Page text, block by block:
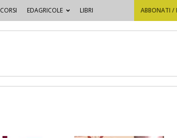
CORSI EDAGRICOLE LIBRI ABBONATI /